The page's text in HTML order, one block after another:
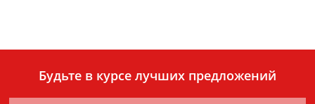
Будьте в курсе лучших предложений